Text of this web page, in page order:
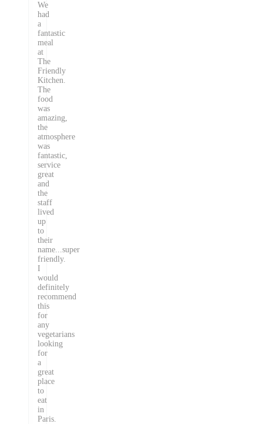
We
had
a
fantastic
meal
at
The
Friendly
Kitchen.
The
food
was
amazing,
the
atmosphere
was
fantastic,
service
great
and
the
staff
lived
up
to
their
name...super
friendly.
I
would
definitely
recommend
this
for
any
vegetarians
looking
for
a
great
place
to
eat
in
Paris.